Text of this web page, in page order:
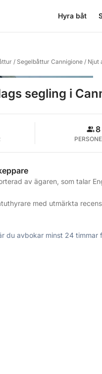
Hyra båt
/ Segelbåttur Cannigione / Njut
segling i
8
av ägaren, som talar
med utmärkta
du avbokar minst 24